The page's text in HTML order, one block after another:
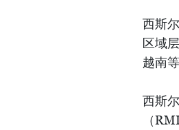
西斯
区域
越南
西斯
（